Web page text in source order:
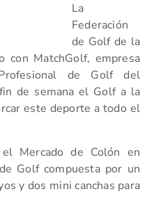
La
Federación
de Golf de la
con MatchGolf, empresa
de Golf del
de semana el Golf a la
este deporte a todo el
Mercado de Colón en
Golf compuesta por un
y dos mini canchas para